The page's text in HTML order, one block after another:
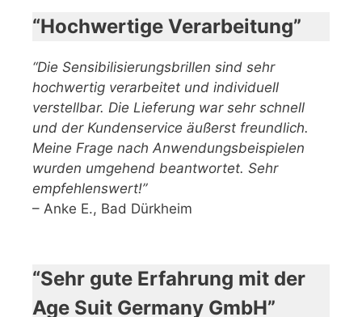
“Hochwertige Verarbeitung”
“Die Sensibilisierungsbrillen sind sehr
hochwertig verarbeitet und individuell
verstellbar. Die Lieferung war sehr schnell
und der Kundenservice äußerst freundlich.
Meine Frage nach Anwendungsbeispielen
wurden umgehend beantwortet. Sehr
empfehlenswert!”
– Anke E., Bad Dürkheim
“Sehr gute Erfahrung mit der
Age Suit Germany GmbH”